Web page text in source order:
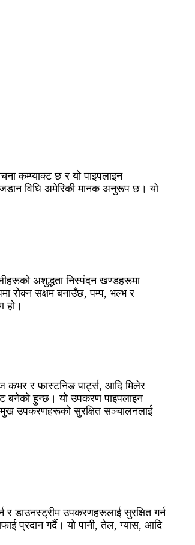
कम्प्याक्ट छ र यो पाइपलाइन
विधि अमेरिकी मानक अनुरूप छ। यो
अशुद्धता निस्पंदन खण्डहरूमा
रोक्न सक्षम बनाउँछ, पम्प, भल्भ र
हो।
र फास्टनिङ पार्ट्स, आदि मिलेर
बनेको हुन्छ। यो उपकरण पाइपलाइन
उपकरणहरूको सुरक्षित सञ्चालनलाई
डाउनस्ट्रीम उपकरणहरूलाई सुरक्षित गर्न
प्रदान गर्दै। यो पानी, तेल, ग्यास, आदि